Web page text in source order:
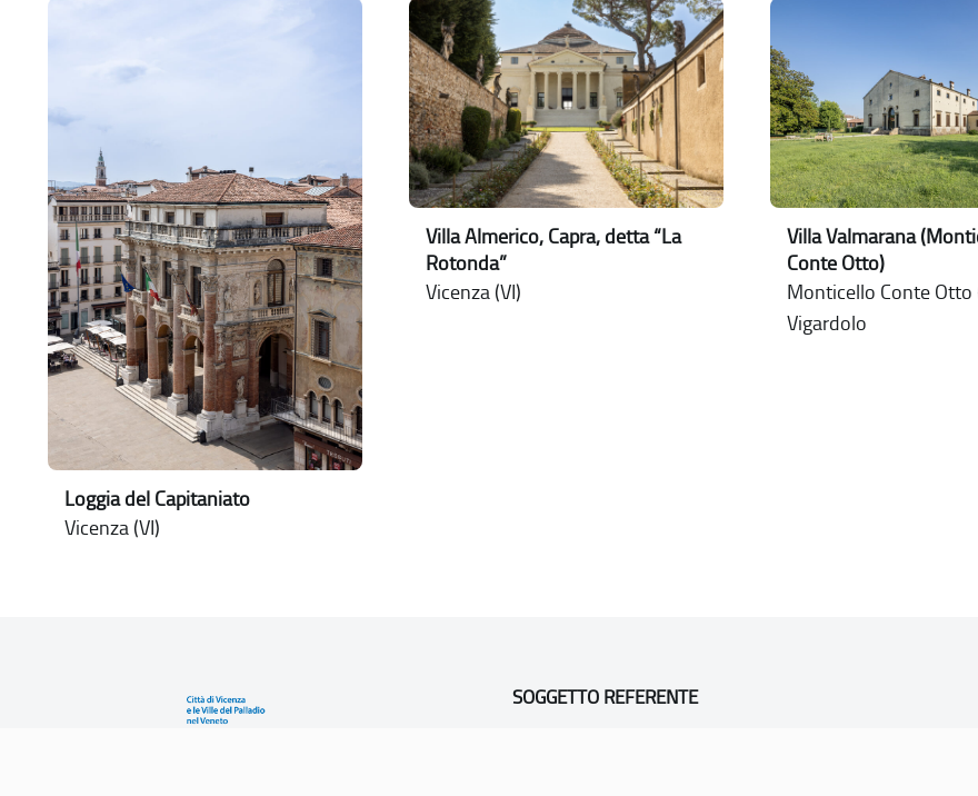
Loggia del Capitaniato
Vicenza (VI)
Villa Almerico, Capra, detta “La
Rotonda”
Vicenza (VI)
Villa Valmarana
Conte Otto)
Monticello Conte Otto
Vigardolo
SOGGETTO REFERENTE